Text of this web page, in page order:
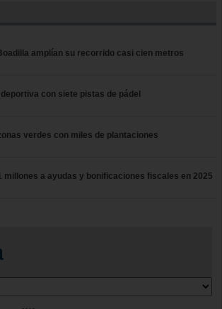
amplían su recorrido casi cien metros
con siete pistas de pádel
verdes con miles de plantaciones
millones a ayudas y bonificaciones fiscales en 2025